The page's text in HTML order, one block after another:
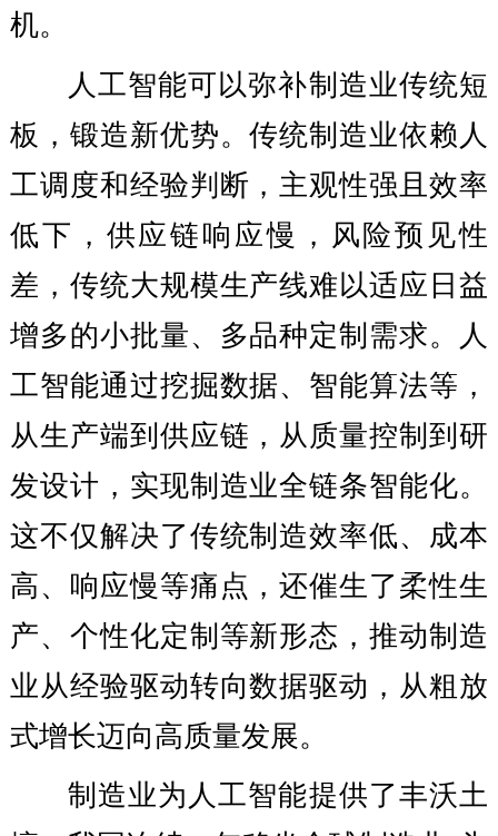
机。
人工智能可以弥补制造业传统短
板，锻造新优势。传统制造业依赖人
工调度和经验判断，主观性强且效率
低下，供应链响应慢，风险预见性
差，传统大规模生产线难以适应日益
增多的小批量、多品种定制需求。人
工智能通过挖掘数据、智能算法等，
从生产端到供应链，从质量控制到研
发设计，实现制造业全链条智能化。
这不仅解决了传统制造效率低、成本
高、响应慢等痛点，还催生了柔性生
产、个性化定制等新形态，推动制造
业从经验驱动转向数据驱动，从粗放
式增长迈向高质量发展。
制造业为人工智能提供了丰沃土